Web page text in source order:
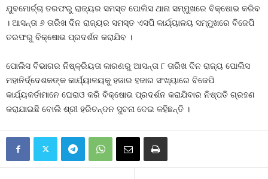
ଯୁବମୋର୍ଚ୍ଚା ତରଫରୁ ରାଜ୍ୟର ସମସ୍ତ ପୋଲିସ ଥାନା ସମ୍ମୁଖରେ ବିକ୍ଷୋଭ କରିବ
। ଆସନ୍ତା ୬ ତାରିଖ ଦିନ ରାଜ୍ୟର ସମସ୍ତ ଏସପି କାର୍ଯ୍ୟାଳୟ ସମ୍ମୁଖରେ ବିଜେପି
ତରଫରୁ ବିକ୍ଷୋଭ ପ୍ରଦର୍ଶନ କରାଯିବ ।
ପୋଲିସ ବିଭାଗର ନିଷ୍କ୍ରିୟତା କାରଣରୁ ଆସନ୍ତା ୮ ତାରିଖ ଦିନ ରାଜ୍ୟ ପୋଲିସ
ମହାନିର୍ଦ୍ଦେଶକଙ୍କ କାର୍ଯ୍ୟାଳୟକୁ ହଜାର ହଜାର ସଂଖ୍ୟାରେ ବିଜେପି
କାର୍ଯ୍ୟକର୍ତାମାନେ ଘେରାଓ କରି ବିକ୍ଷୋଭ ପ୍ରଦର୍ଶନ କରାଯିବାର ନିଷ୍ପତି ଗ୍ରହଣ
କରାଯାଇଛି ବୋଲି ଶ୍ରୀ ହରିଚନ୍ଦନ ସୁଚନା ଦେଇ କହିଛନ୍ତି ।